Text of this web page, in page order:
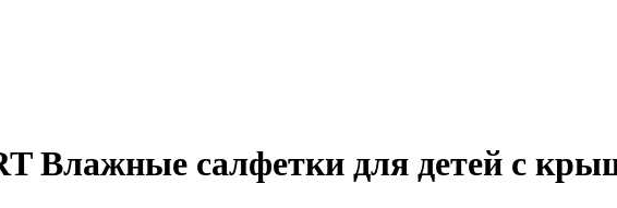
Влажные салфетки для детей с